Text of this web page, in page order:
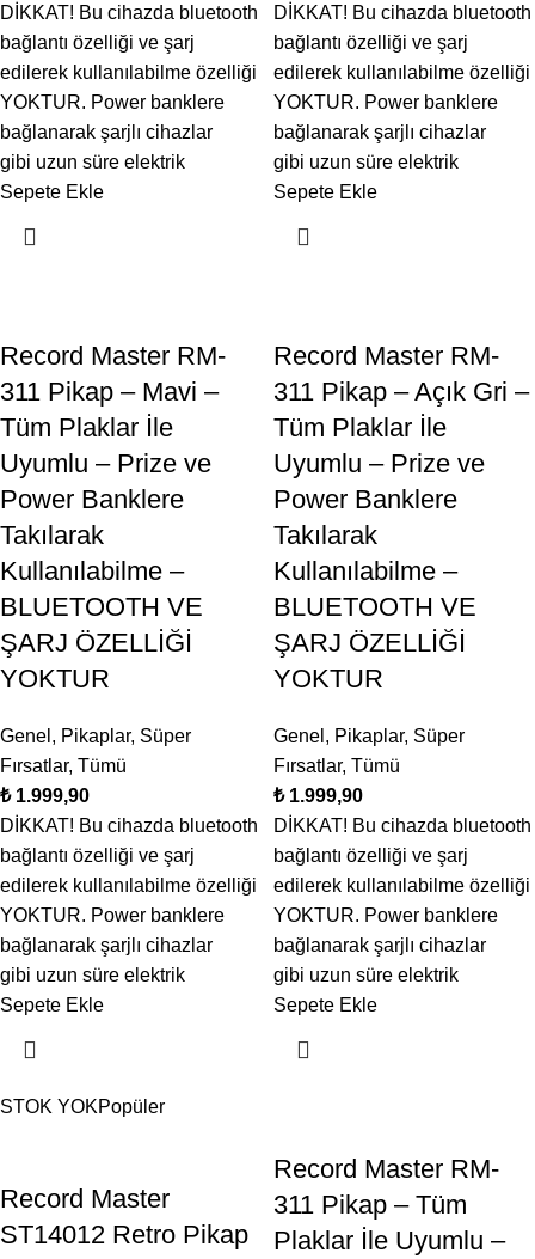
DİKKAT! Bu cihazda bluetooth
bağlantı özelliği ve şarj
edilerek kullanılabilme özelliği
YOKTUR. Power banklere
bağlanarak şarjlı cihazlar
gibi uzun süre elektrik
Sepete Ekle
DİKKAT! Bu cihazda bluetooth
bağlantı özelliği ve şarj
edilerek kullanılabilme özelliği
YOKTUR. Power banklere
bağlanarak şarjlı cihazlar
gibi uzun süre elektrik
Sepete Ekle
Record Master RM-
311 Pikap – Mavi –
Tüm Plaklar İle
Uyumlu – Prize ve
Power Banklere
Takılarak
Kullanılabilme –
BLUETOOTH VE
ŞARJ ÖZELLİĞİ
YOKTUR
Genel , Pikaplar, Süper
Fırsatlar, Tümü
₺
DİKKAT! Bu cihazda bluetooth
bağlantı özelliği ve şarj
edilerek kullanılabilme özelliği
YOKTUR. Power banklere
bağlanarak şarjlı cihazlar
gibi uzun süre elektrik
Sepete Ekle
Record Master RM-
311 Pikap – Açık Gri –
Tüm Plaklar İle
Uyumlu – Prize ve
Power Banklere
Takılarak
Kullanılabilme –
BLUETOOTH VE
ŞARJ ÖZELLİĞİ
YOKTUR
Genel , Pikaplar, Süper
Fırsatlar, Tümü
₺
DİKKAT! Bu cihazda bluetooth
bağlantı özelliği ve şarj
edilerek kullanılabilme özelliği
YOKTUR. Power banklere
bağlanarak şarjlı cihazlar
gibi uzun süre elektrik
Sepete Ekle
STOK YOKPopüler
Record Master
ST14012 Retro Pikap
Record Master RM-
311 Pikap – Tüm
Plaklar İle Uyumlu –